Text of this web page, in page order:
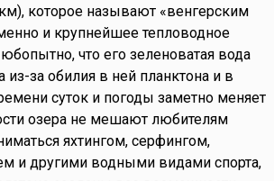
которое называют «венгерским
и крупнейшее тепловодное
что его зеленоватая вода
из-за обилия в ней планктона и в
суток и погоды заметно меняет
озера не мешают любителям
яхтингом, серфингом,
и другими водными видами спорта,